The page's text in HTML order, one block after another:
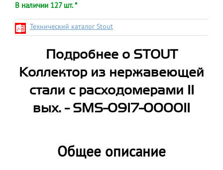
В наличии 127 шт. *
Технический каталог Stout
Подробнее о STOUT
Коллектор из нержавеющей
стали с расходомерами 11
вых. - SMS-0917-000011
Общее описание